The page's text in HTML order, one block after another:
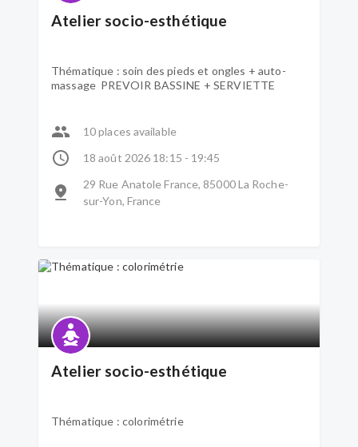
Atelier socio-esthétique
Thématique : soin des pieds et ongles + auto-
massage PREVOIR BASSINE + SERVIETTE
10 places available
18 août 2026 18:15 - 19:45
29 Rue Anatole France, 85000 La Roche-
sur-Yon, France
Atelier socio-esthétique
Thématique : colorimétrie